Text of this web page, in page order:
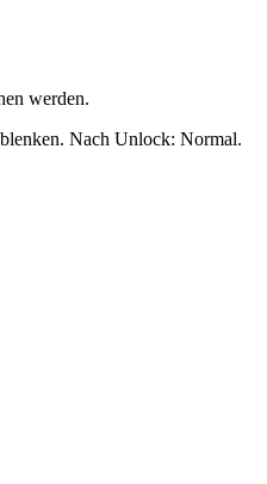
werden.
Nach Unlock: Normal.